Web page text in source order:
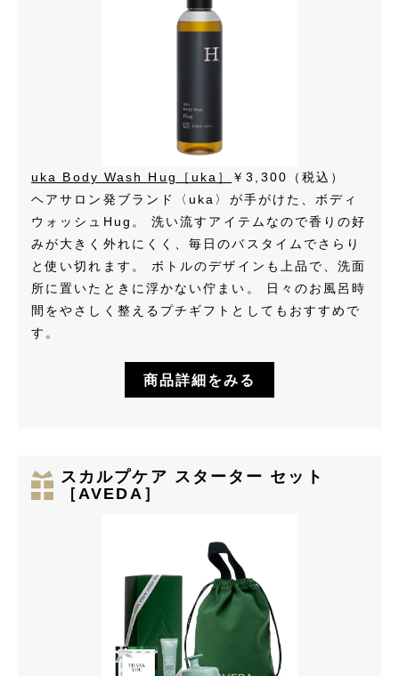
uka Body Wash Hug［uka］
￥3,300（税込）
ヘアサロン発ブランド〈uka〉が手がけた、ボディ
ウォッシュHug。 洗い流すアイテムなので香りの好
みが大きく外れにくく、毎日のバスタイムでさらり
と使い切れます。 ボトルのデザインも上品で、洗面
所に置いたときに浮かない佇まい。 日々のお風呂時
間をやさしく整えるプチギフトとしてもおすすめで
す。
商品詳細をみる
スカルプケア スターター セット
［AVEDA］